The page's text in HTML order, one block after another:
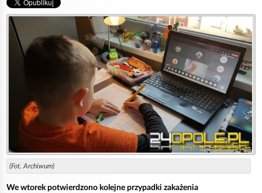
(Fot. Archiwum)
We wtorek potwierdzono kolejne przypadki zakażenia